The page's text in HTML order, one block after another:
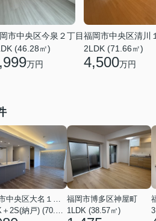
市中央区今泉２丁目
(46.28㎡)
万円
福岡市中央区清川
2LDK (71.66㎡)
4,500万円
福岡市博多区神屋町
1LDK (38.57㎡)